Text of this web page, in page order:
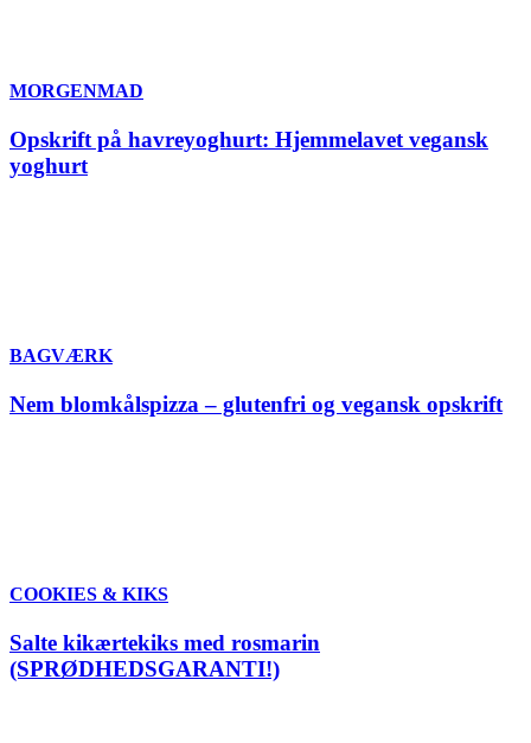
MORGENMAD
Opskrift på havreyoghurt: Hjemmelavet vegansk
yoghurt
BAGVÆRK
Nem blomkålspizza – glutenfri og vegansk opskrift
COOKIES & KIKS
Salte kikærtekiks med rosmarin
(SPRØDHEDSGARANTI!)